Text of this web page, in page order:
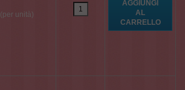
(per unità)